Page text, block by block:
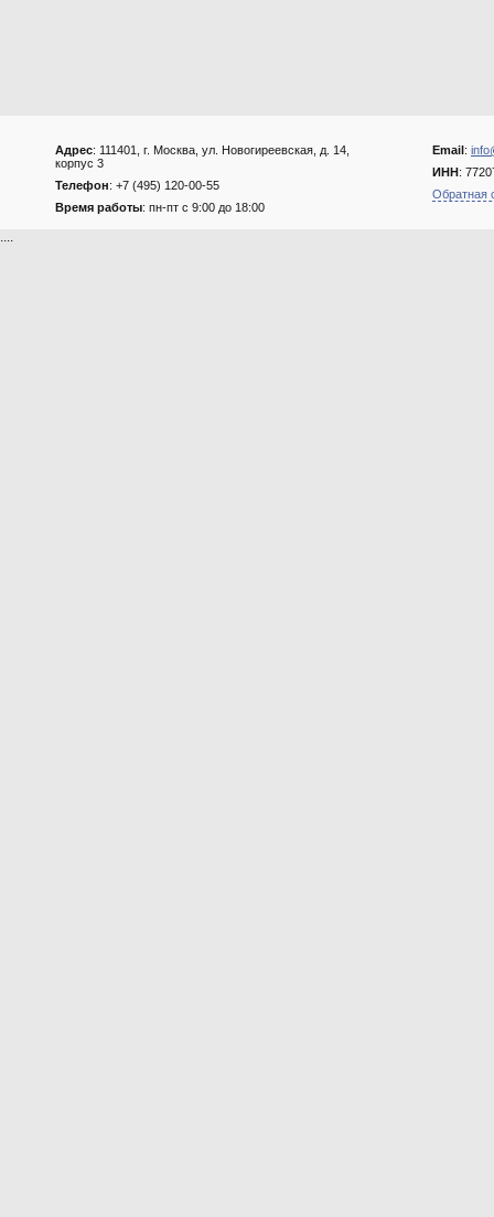
Адрес: 111401, г. Москва, ул. Новогиреевская, д. 14,
корпус 3
Телефон: +7 (495) 120-00-55
Время работы: пн-пт с 9:00 до 18:00
Email:
ИНН:
Обратная
....